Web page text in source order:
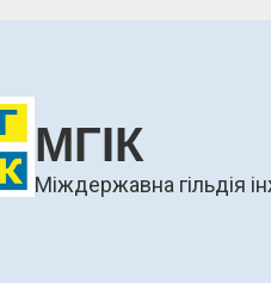
МГІК
Міждержавна гільдія